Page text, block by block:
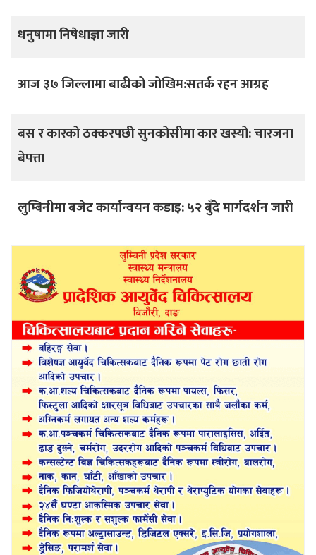
धनुषामा निषेधाज्ञा जारी
आज ३७ जिल्लामा बाढीको जोखिम:सतर्क रहन आग्रह
बस र कारको ठक्करपछी सुनकोसीमा कार खस्यो: चारजना
बेपत्ता
लुम्बिनीमा बजेट कार्यान्वयन कडाइ: ५२ बुँदे मार्गदर्शन जारी